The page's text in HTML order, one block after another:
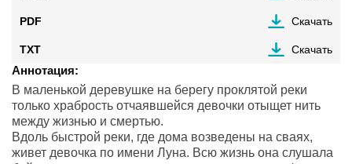
PDF Скачать
TXT Скачать
Аннотация:
В маленькой деревушке на берегу проклятой реки
только храбрость отчаявшейся девочки отыщет нить
между жизнью и смертью.
Вдоль быстрой реки, где дома возведены на сваях,
живет девочка по имени Луна. Всю жизнь она слушала